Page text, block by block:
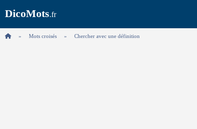
DicoMots.fr
Mots croisés Chercher avec une définition